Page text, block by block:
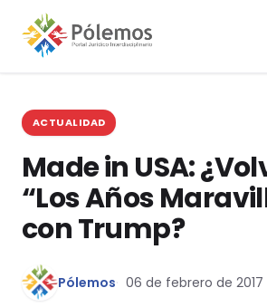
ACTUALIDAD
Made in USA:
“Los Años
con Trump?
Pólemos 06 de febrero de 2017